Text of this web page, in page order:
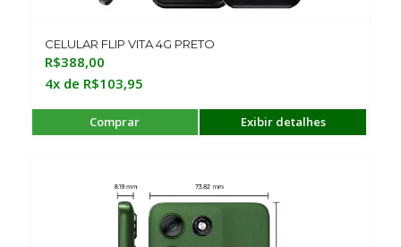
CELULAR FLIP VITA 4G PRETO
R$388,00
4x de R$103,95
Comprar Exibir detalhes